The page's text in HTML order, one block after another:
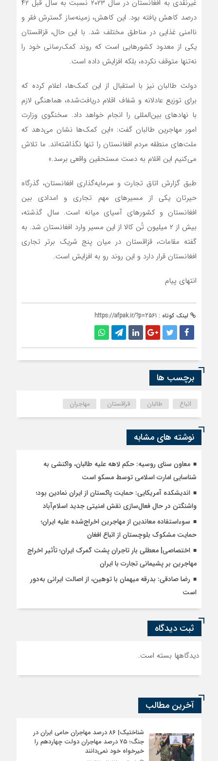
غیرنقدی به افغانستان در سال ۲۰۲۳ نسبت به سال قبل ۴۲
درصد کاهش یافته بود. این کاهش، زمینه‌ساز گسترش فقر و
ناامنی غذایی در مناطق مختلف شد. با این حال، قزاقستان
یکی از معدود کشورهایی است که روند کمک‌رسانی خود را
نه‌تنها متوقف نکرده، بلکه افزایش داده است.
دولت طالبان نیز با استقبال از این کمک‌ها، اعلام کرده که
برای توزیع عادلانه و شفاف اقلام دریافت‌شده، هماهنگی لازم
با نهادهای بین‌المللی را انجام خواهد داد. سخنگوی وزارت
امور مهاجرین طالبان گفت: «این کمک‌ها نشان می‌دهد که
ملت‌های منطقه مردم افغانستان را تنها نگذاشته‌اند. ما تلاش
می‌کنیم این اقلام به دست مستحقین واقعی برسد.»
طبق گزارش اتاق تجارت و سرمایه‌گذاری افغانستان، گذرگاه
حیرتان یکی از مسیرهای مهم تجاری و امدادی بین
افغانستان و کشورهای آسیای میانه است. سال گذشته،
بیش از ۲ میلیون تُن کالا از این مسیر وارد افغانستان شد. به
گفته مقامات، قزاقستان در میان پنج شریک برتر تجاری
افغانستان قرار دارد و این روند رو به افزایش است.
انتهای پیام
لینک کوتاه : https://afpak.ir/?p=2561
برچسب ها
اتباع طالبان قزاقستان مهاجران
نوشته های مشابه
معاون سنای روسیه: حکم لاهه علیه طالبان، واکنشی به
شناسایی امارت اسلامی توسط مسکو است
اندیشکده آمریکایی: حمایت پاکستان از ایران نمادین بود؛
واشنگتن در حال فعال‌سازی نقش امنیتی جدید اسلام‌آباد
سوءاستفاده معاندین از مهاجرین اخراج‌شده علیه ایران؛
حمایت مشکوک بلوچستان از اتباع افغان
اختصاصی| معطلی بار تاجران پشت گمرک ایران؛ تأثیر اخراج
مهاجرین بر پشیمانی تجارت با ایران
رضا صادقی: بدرقه میهمان با توهین، از اصالت ایرانی به‌دور
است
ثبت دیدگاه
دیدگاهها بسته است.
آخرین مطالب
شناختیک| ۸۶ درصد مهاجران حامی ایران در
جنگ؛ ۷۵ درصد مهاجران دولت چهاردهم را
خیرخواه خود نمی‌دانند